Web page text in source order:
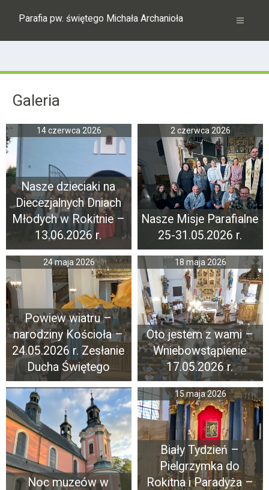
Parafia pw. świętego Michała Archanioła
Galeria
14 czerwca 2026
Nasze dzieciaki na
Diecezjalnych Dniach
Młodych w Rokitnie –
13.06.2026 r.
2 czerwca 2026
Nasze Misje Parafialne
25-31.05.2026 r.
24 maja 2026
Powiew wiatru –
narodziny Kościoła –
24.05.2026 r. Zesłanie
Ducha Świętego
18 maja 2026
Oto jestem z wami –
Wniebowstąpienie
17.05.2026 r.
Noc muzeów w
15 maja 2026
Biały Tydzień –
Pielgrzymka do
Rokitna i Paradyża –